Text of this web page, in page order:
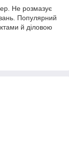
Не розмазує
Популярний
й діловою